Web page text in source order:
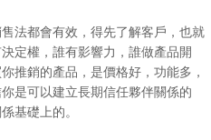
法都會有效，得先了解客戶，也就
定權，誰有影響力，誰做產品開
推銷的產品，是價格好，功能多，
是可以建立長期信任夥伴關係的
基礎上的。